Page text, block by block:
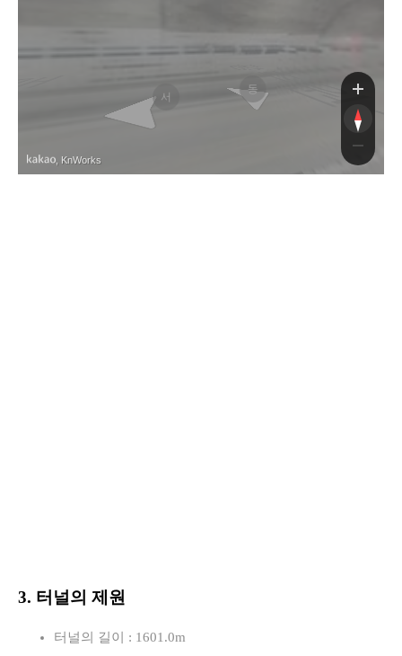
광주원주고속도로
광주원주고속도로
서
동
, KnWorks
3. 터널의 제원
터널의 길이 : 1601.0m